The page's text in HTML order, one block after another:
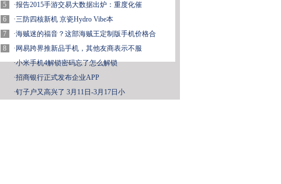
5
6
7
8
·报告2015手游交易大数据出炉：重度化催
·三防四核新机 京瓷Hydro Vibe本
·海贼迷的福音？这部海贼王定制版手机价格合
· 网易跨界推新品手机，其他友商表示不服
·小米手机4解锁密码忘了怎么解锁
·招商银行正式发布企业APP
·钉子户又高兴了 3月11日-3月17日小